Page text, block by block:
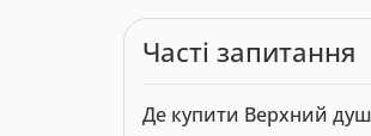
Часті запитання
Де купити Верхний душ